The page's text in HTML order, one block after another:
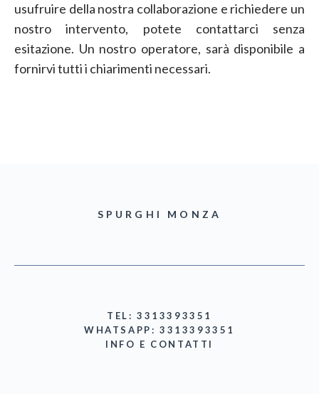
usufruire della nostra collaborazione e richiedere un
nostro intervento, potete contattarci senza
esitazione. Un nostro operatore, sarà disponibile a
fornirvi tutti i chiarimenti necessari.
SPURGHI MONZA
TEL: 3313393351
WHATSAPP: 3313393351
INFO E CONTATTI